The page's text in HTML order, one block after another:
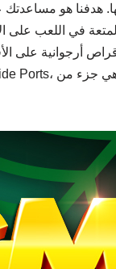
هدفنا هو مساعدتك
في اللعب على
أرجوانية على